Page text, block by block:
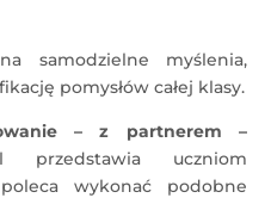
samodzielne myślenia,
pomysłów całej klasy.
– z partnerem –
przedstawia uczniom
wykonać podobne